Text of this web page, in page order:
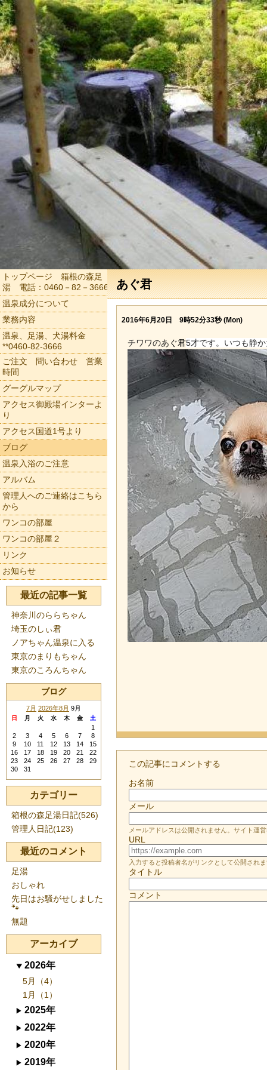
あぐ君
2016年6月20日 9時52分33秒 (Mon)
チワワのあ ぐ君5才です。いつも静
この記事にコメントする
お名前
メール
メールアドレスは公開されません。サイト運
URL
入力すると投稿者名がリンクとして公開され
タイトル
コメント
トップページ 箱根の森足
湯 電話：0460－82－3666
温泉成分について
業務内容
温泉、足湯、犬湯料金
**0460-82-3666
ご注文 問い合わせ 営業
時間
グーグルマップ
アクセス御殿場インターよ
り
アクセス国道1号より
ブログ
温泉入浴のご注意
アルバム
管理人へのご連絡はこちら
から
ワンコの部屋
ワンコの部屋２
リンク
お知らせ
最近の記事一覧
神奈川のららちゃん
埼玉のしぃ君
ノアちゃん温泉に入る
東京のまりもちゃん
東京のころんちゃん
ブログ
7月 2026年8月 9月
日 月 火 水 木 金 土
1
2
3 4 5 6 7
8
9
10 11 12 13 14
15
16
17 18 19 20 21
22
23
24 25 26 27 28
29
30
31
カテゴリー
箱根の森足湯日記(526)
管理人日記(123)
最近のコメント
足湯
おしゃれ
先日はお騒がせしました
🐾
無題
アーカイブ
2026年
5月（4）
1月（1）
2025年
2022年
2020年
2019年